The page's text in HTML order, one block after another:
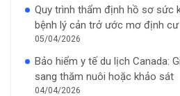
Quy trình thẩm định hồ sơ sức
bệnh lý cản trở ước mơ định cư
05/04/2026
Bảo hiểm y tế du lịch Canada:
sang thăm nuôi hoặc khảo sát
04/04/2026